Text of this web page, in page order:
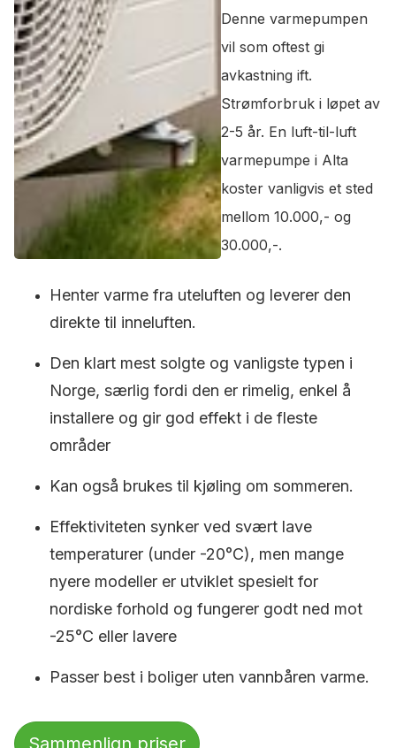
Denne varmepumpen
vil som oftest gi
avkastning ift.
Strømforbruk i løpet av
2-5 år. En luft-til-luft
varmepumpe i Alta
koster vanligvis et sted
mellom 10.000,- og
30.000,-.
Henter varme fra uteluften og leverer den
direkte til inneluften.
Den klart mest solgte og vanligste typen i
Norge, særlig fordi den er rimelig, enkel å
installere og gir god effekt i de fleste
områder
Kan også brukes til kjøling om sommeren.
Effektiviteten synker ved svært lave
temperaturer (under -20°C), men mange
nyere modeller er utviklet spesielt for
nordiske forhold og fungerer godt ned mot
-25°C eller lavere
Passer best i boliger uten vannbåren varme.
Sammenlign priser